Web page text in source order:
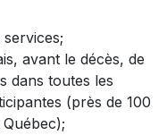
avant le décès, de
dans toutes les
(près de 100